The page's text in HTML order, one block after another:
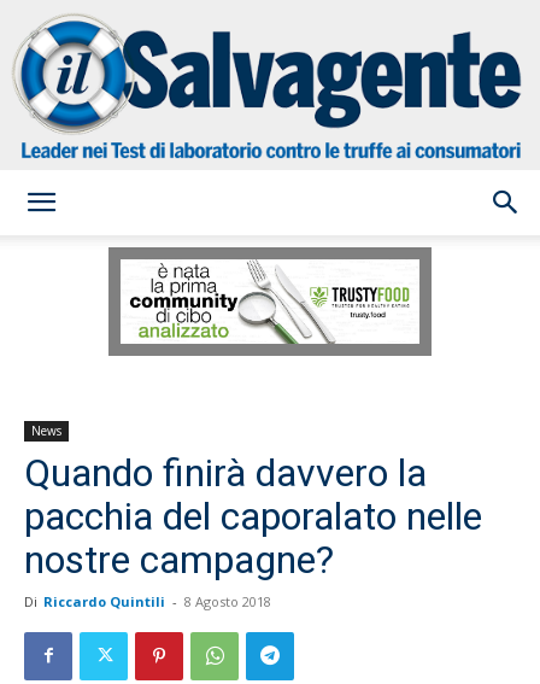
Salvagente
News
Quando finirà davvero la
pacchia del caporalato nelle
nostre campagne?
Di Riccardo Quintili - 8 Agosto 2018